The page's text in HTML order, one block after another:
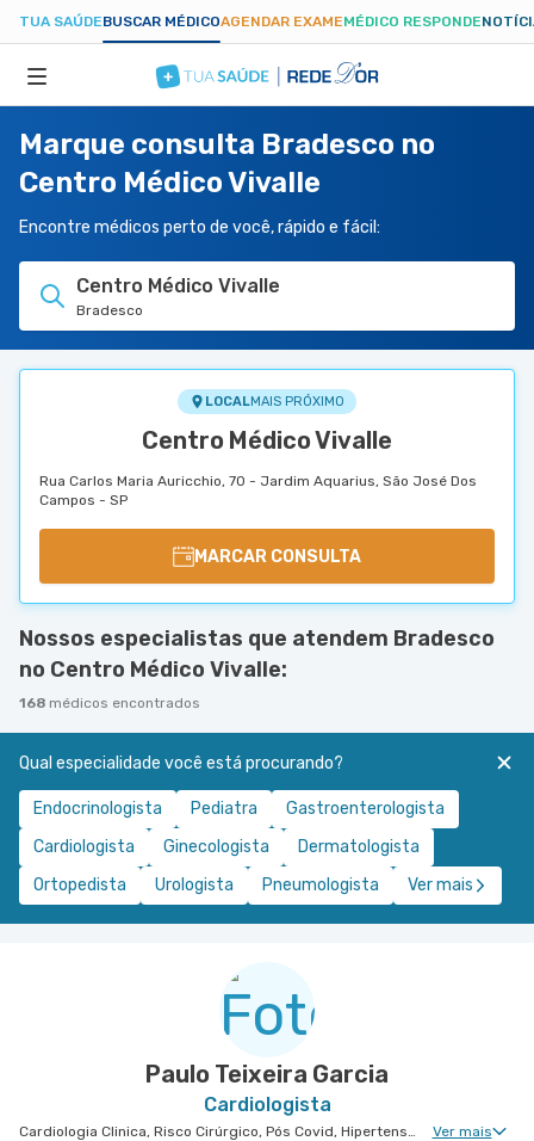
TUA SAÚDEBUSCAR MÉDICOAGENDAR EXAMEMÉDICO RESPONDE
ESPECIALIDADES
HOSPITAIS
TUASAUDE.COM
Marque consulta Bradesco no
Centro Médico Vivalle
Encontre médicos perto de você, rápido e fácil:
Centro Médico Vivalle
Bradesco
LOCALMAIS PRÓXIMO
Centro Médico Vivalle
Rua Carlos Maria Auricchio, 70 - Jardim Aquarius, São José Dos
Campos - SP
MARCAR CONSULTA
Nossos especialistas que atendem Bradesco
no Centro Médico Vivalle:
168 médicos encontrados
Qual especialidade você está procurando?
Endocrinologista Pediatra
Gastroenterologista
Cardiologista
Ginecologista
Dermatologista
Ortopedista
Urologista Pneumologista Ver mais
Paulo Teixeira Garcia
Cardiologista
Cardiologia Clinica, Risco Cirúrgico, Pós Covid, Hipertensão Arterial Refratária Ver mais